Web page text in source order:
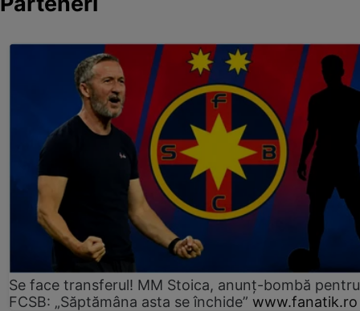
Se face transferul! MM Stoica, anunț-bombă
FCSB: „Săptămâna asta se închide” www.fanatik.ro